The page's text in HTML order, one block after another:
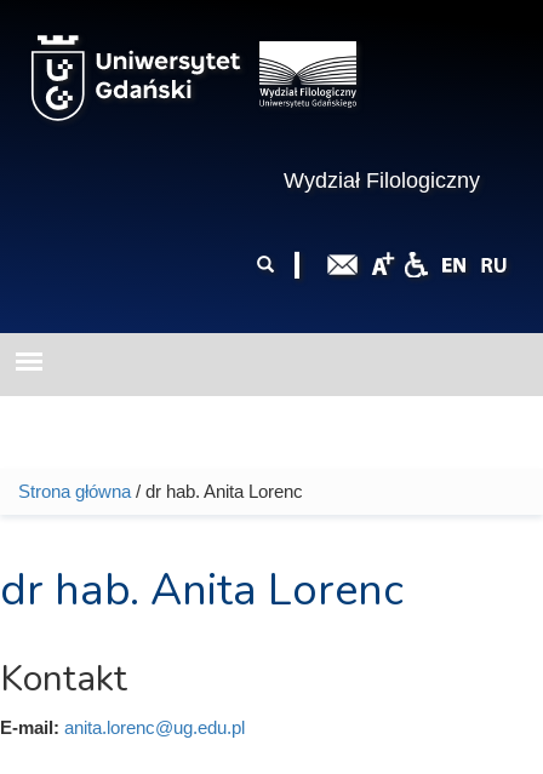
Wydział Filologiczny
wyszukiwania
Jesteś tutaj
Strona główna / dr hab. Anita Lorenc
dr hab. Anita Lorenc
Kontakt
E-mail: anita.lorenc@ug.edu.pl